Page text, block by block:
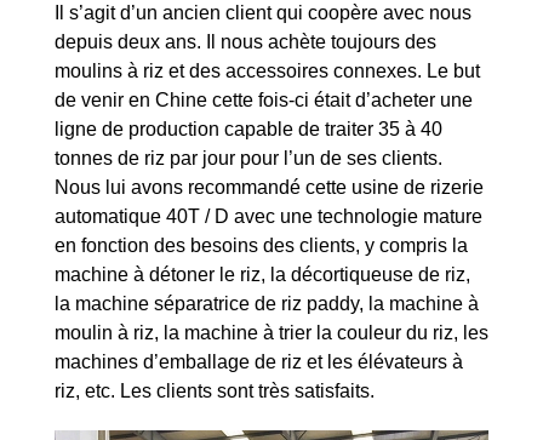
Il s’agit d’un ancien client qui coopère avec nous
depuis deux ans. Il nous achète toujours des
moulins à riz et des accessoires connexes. Le but
de venir en Chine cette fois-ci était d’acheter une
ligne de production capable de traiter 35 à 40
tonnes de riz par jour pour l’un de ses clients.
Nous lui avons recommandé cette usine de rizerie
automatique 40T / D avec une technologie mature
en fonction des besoins des clients, y compris la
machine à détoner le riz, la décortiqueuse de riz,
la machine séparatrice de riz paddy, la machine à
moulin à riz, la machine à trier la couleur du riz, les
machines d’emballage de riz et les élévateurs à
riz, etc. Les clients sont très satisfaits.